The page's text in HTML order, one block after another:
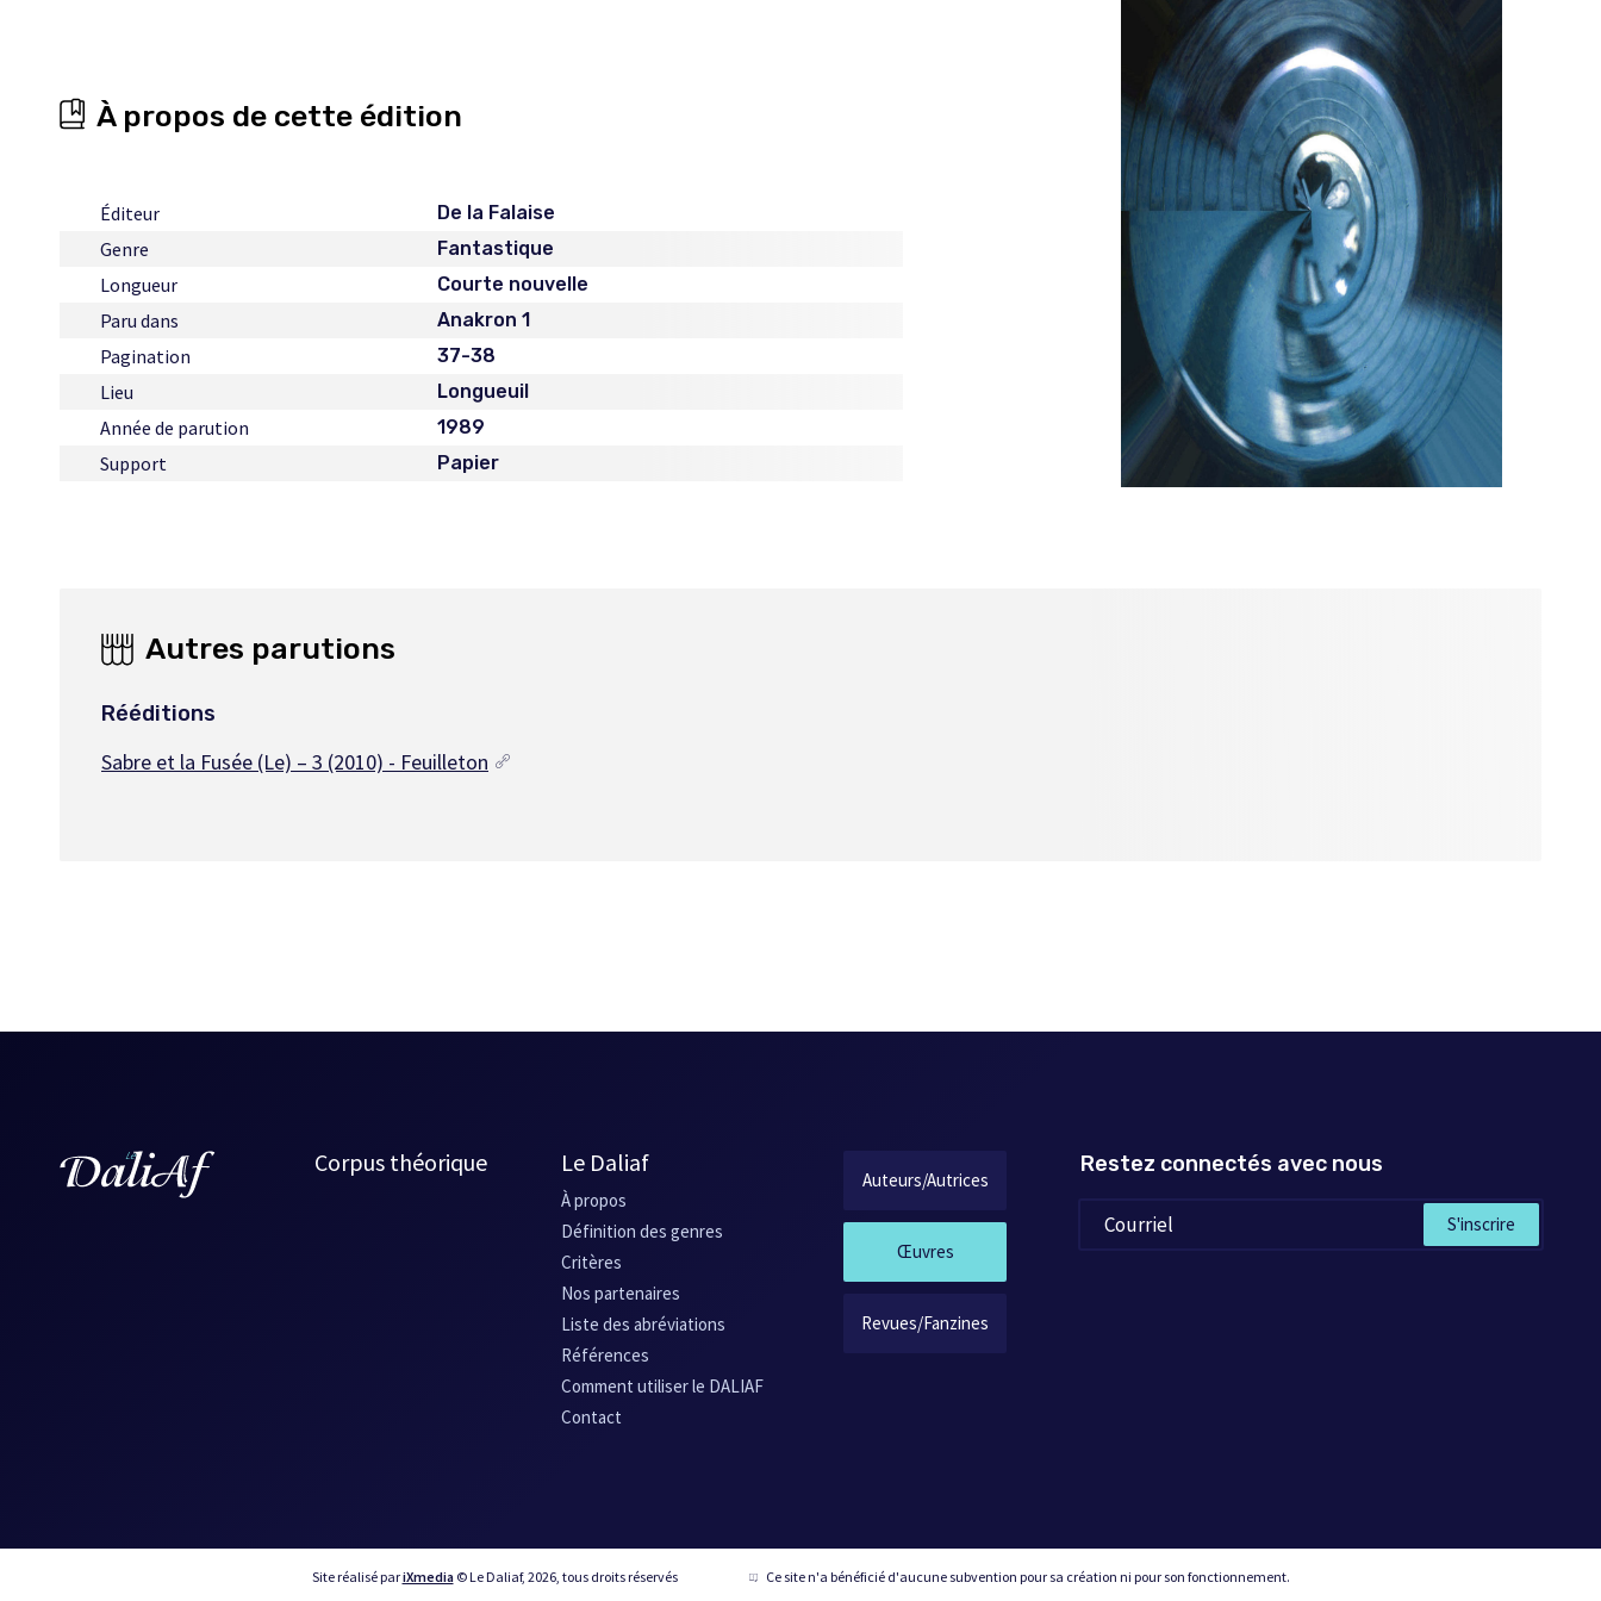
À propos de cette édition
Éditeur De la Falaise
Genre Fantastique
Longueur Courte nouvelle
Paru dans Anakron 1
Pagination 37-38
Lieu Longueuil
Année de parution 1989
Support Papier
Autres parutions
Rééditions
Sabre et la Fusée (Le) – 3 (2010) - Feuilleton
Corpus théorique Le Daliaf
À propos
Définition des genres
Critères
Nos partenaires
Liste des abréviations
Références
Comment utiliser le DALIAF
Contact
Auteurs/Autrices
Œuvres
Revues/Fanzines
Restez connectés avec nous
S'inscrire
Site réalisé pariXmedia© Le Daliaf, 2026, tous droits réservés Ce site n'a bénéficié d'aucune subvention pour sa création ni pour son fonctionnement.